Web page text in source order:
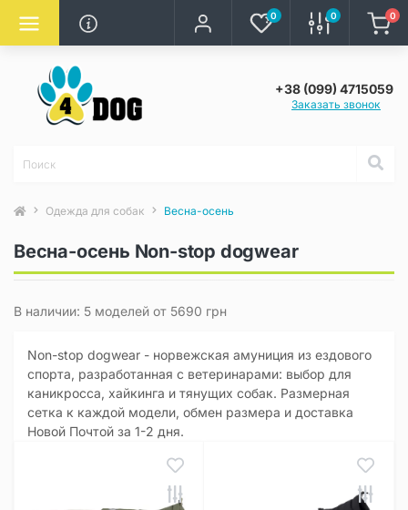
0 0 0
+38 (099) 4715059
Заказать звонок
Одежда для собак Весна-осень
Весна-осень Non-stop dogwear
В наличии: 5 моделей от 5690 грн
Non-stop dogwear - норвежская амуниция из ездового
спорта, разработанная с ветеринарами: выбор для
каникросса, хайкинга и тянущих собак. Размерная
сетка к каждой модели, обмен размера и доставка
Новой Почтой за 1-2 дня.